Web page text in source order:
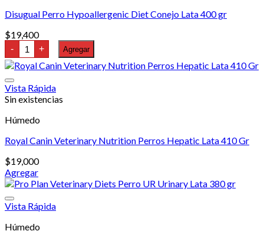
Disugual Perro Hypoallergenic Diet Conejo Lata 400 gr
$19,400
- Disugual
Perro
Hypoallergenic
Diet
Lata
400
cantidad
+ Agregar
Vista Rápida
Sin existencias
Húmedo
Royal Canin Veterinary Nutrition Perros Hepatic Lata 410 Gr
$19,000
Agregar
Vista Rápida
Húmedo